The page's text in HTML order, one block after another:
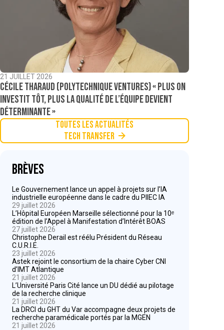
21 JUILLET 2026
Cécile Tharaud (Polytechnique Ventures) « Plus on
investit tôt, plus la qualité de l’équipe devient
déterminante »
Toutes les actualités
Tech Transfer
Brèves
Le Gouvernement lance un appel à projets sur l’IA
industrielle européenne dans le cadre du PIIEC IA
29 juillet 2026
L’Hôpital Européen Marseille sélectionné pour la 10ᵉ
édition de l’Appel à Manifestation d’Intérêt BOAS
27 juillet 2026
Christophe Derail est réélu Président du Réseau
C.U.R.I.E.
23 juillet 2026
Astek rejoint le consortium de la chaire Cyber CNI
d’IMT Atlantique
21 juillet 2026
L’Université Paris Cité lance un DU dédié au pilotage
de la recherche clinique
21 juillet 2026
La DRCI du GHT du Var accompagne deux projets de
recherche paramédicale portés par la MGEN
21 juillet 2026